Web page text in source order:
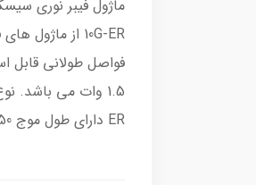
ER دارای طول موج 1550 نانومتر است و دارای حداکثر سرعت 11.3Gbps می باشد.